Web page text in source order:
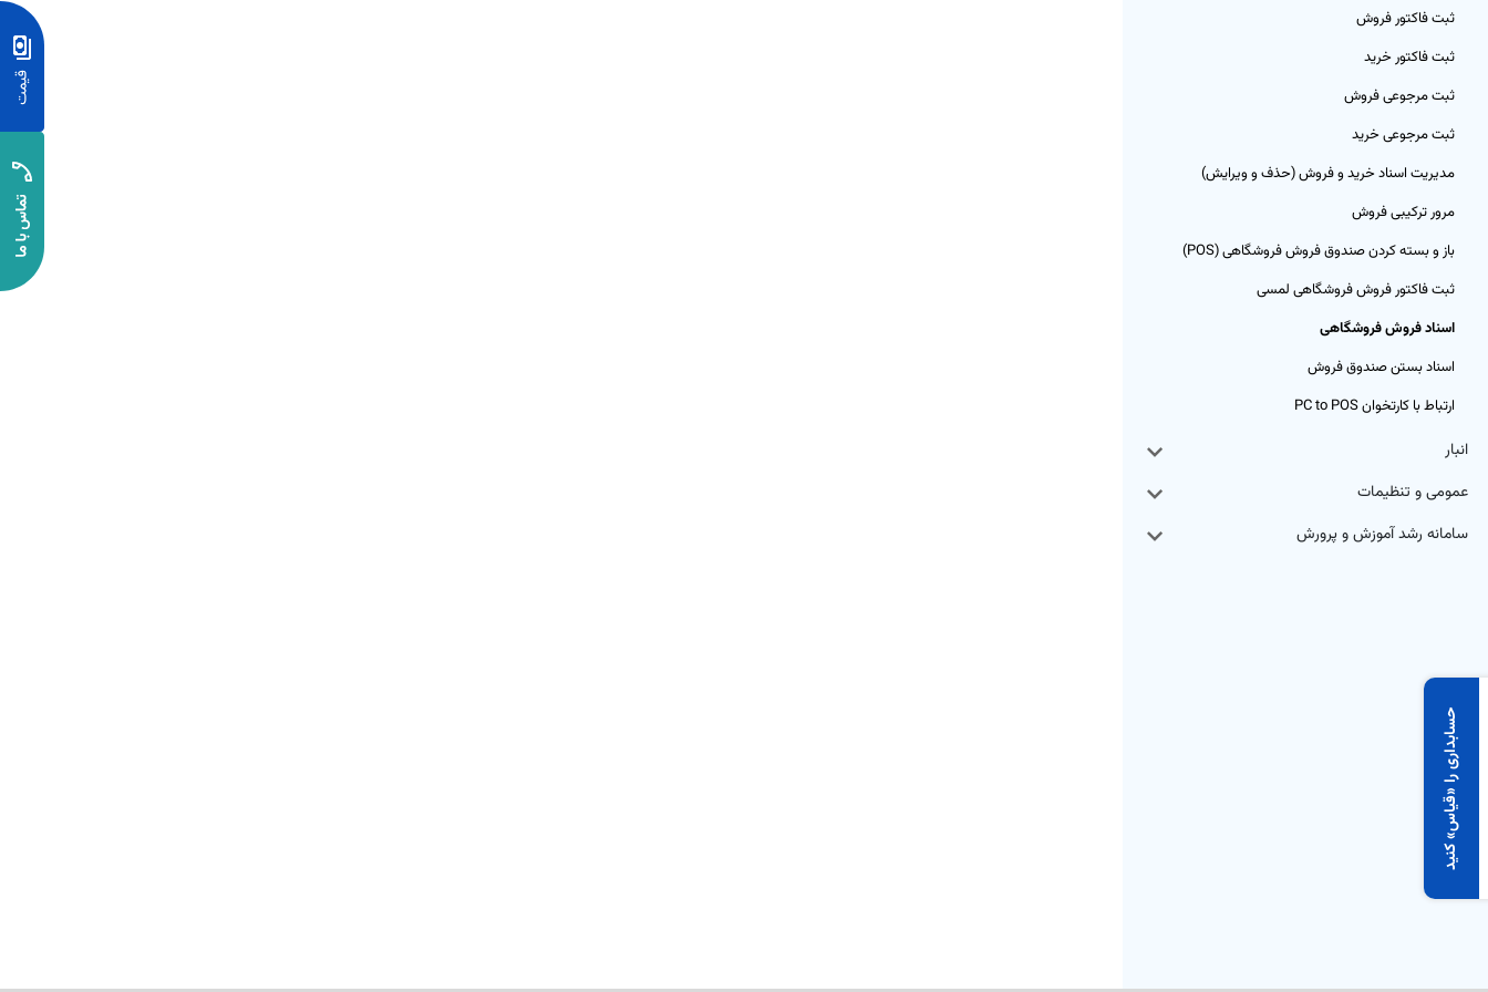
۷ روز رایگان و بدون محدودیت، همه
امکانات قیاس را رایگان تجربه کن.
ثبت فاکتور فروش
ثبت فاکتور خرید
ثبت مرجوعی فروش
ثبت مرجوعی خرید
مدیریت اسناد خرید و فروش (حذف و ویرایش)
مرور ترکیبی فروش
باز و بسته کردن صندوق فروش فروشگاهی (POS)
ثبت فاکتور فروش فروشگاهی لمسی
اسناد فروش فروشگاهی
اسناد بستن صندوق فروش
ارتباط با کارتخوان PC to POS
انبار
عمومی و تنظیمات
سامانه رشد آموزش و پرورش